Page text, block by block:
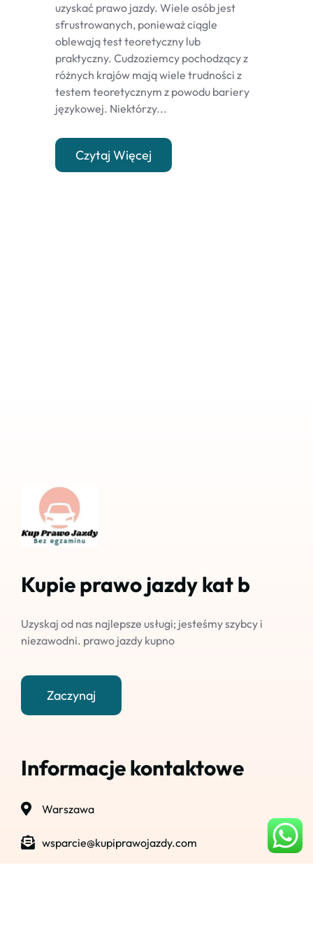
uzyskać prawo jazdy. Wiele osób jest
sfrustrowanych, ponieważ ciągle
oblewają test teoretyczny lub
praktyczny. Cudzoziemcy pochodzący z
różnych krajów mają wiele trudności z
testem teoretycznym z powodu bariery
językowej. Niektórzy...
Czytaj Więcej
Kupie prawo jazdy kat b
Uzyskaj od nas najlepsze usługi; jesteśmy szybcy i
niezawodni. prawo jazdy kupno
Zaczynaj
Informacje kontaktowe
Warszawa
wsparcie@kupiprawojazdy.com